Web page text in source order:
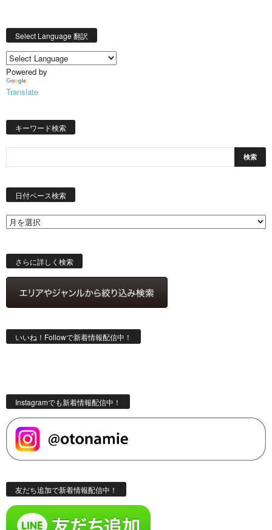
Select Language 翻訳
Powered by
Translate
キーワード検索
日付ベース検索
さらに詳しく検索
いいね！Followで新着情報配信中！
Instagramでも新着情報配信中！
友だち追加で新着情報配信中！